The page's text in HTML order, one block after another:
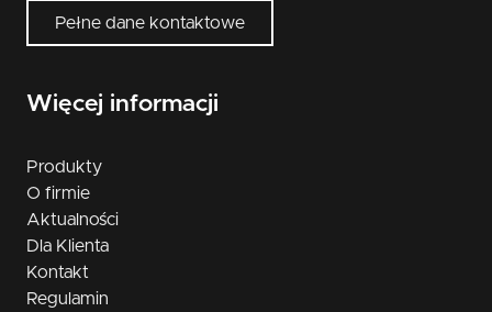
Pełne dane kontaktowe
Więcej informacji
Produkty
O firmie
Aktualności
Dla Klienta
Kontakt
Regulamin